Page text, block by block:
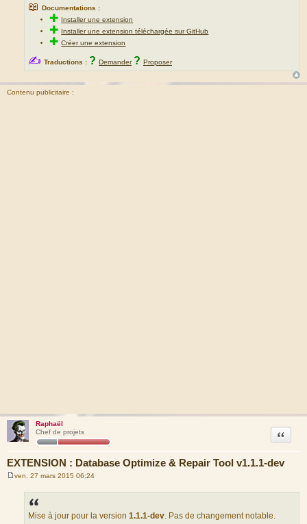
📖 Documentations :
✚ Installer une extension
✚ Installer une extension téléchargée sur GitHub
✚Créer une extension
✍ Traductions : ? Demander ? Proposer
Contenu publicitaire :
Raphaël
Chef de projets
EXTENSION : Database Optimize & Repair Tool v1.1.1-dev
Citation
ven. 27 mars 2015 06:24
Mise à jour pour la version 1.1.1-dev. Pas de changement notable.